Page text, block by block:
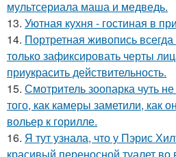
мультсериала маша и медведь.
13. Уютная кухня - гостиная в
14. Портретная живопись
только зафиксировать черты
приукрасить действительность.
15. Смотритель зоопарка чуть
того, как камеры заметили, как
вольер к горилле.
16. Я тут узнала, что у Пэрис